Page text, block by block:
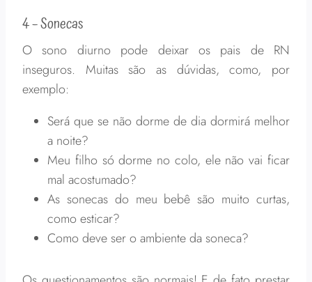
4 – Sonecas
O sono diurno pode deixar os pais de RN
inseguros. Muitas são as dúvidas, como, por
exemplo:
Será que se não dorme de dia dormirá melhor
a noite?
Meu filho só dorme no colo, ele não vai ficar
mal acostumado?
As sonecas do meu bebê são muito curtas,
como esticar?
Como deve ser o ambiente da soneca?